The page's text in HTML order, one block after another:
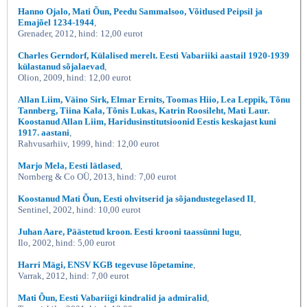
Hanno Ojalo, Mati Õun, Peedu Sammalsoo, Võitlused Peipsil ja
Emajõel 1234-1944,
Grenader, 2012, hind: 12,00 eurot
Charles Gerndorf, Külalised merelt. Eesti Vabariiki aastail 1920-1939
külastanud sõjalaevad,
Olion, 2009, hind: 12,00 eurot
Allan Liim, Väino Sirk, Elmar Ernits, Toomas Hiio, Lea Leppik, Tõnu
Tannberg, Tiina Kala, Tõnis Lukas, Katrin Roosileht, Mati Laur.
Koostanud Allan Liim, Haridusinstitutsioonid Eestis keskajast kuni
1917. aastani,
Rahvusarhiiv, 1999, hind: 12,00 eurot
Marjo Mela, Eesti lätlased,
Nornberg & Co OÜ, 2013, hind: 7,00 eurot
Koostanud Mati Õun, Eesti ohvitserid ja sõjandustegelased II,
Sentinel, 2002, hind: 10,00 eurot
Juhan Aare, Päästetud kroon. Eesti krooni taassünni lugu,
Ilo, 2002, hind: 5,00 eurot
Harri Mägi, ENSV KGB tegevuse lõpetamine,
Varrak, 2012, hind: 7,00 eurot
Mati Õun, Eesti Vabariigi kindralid ja admiralid,